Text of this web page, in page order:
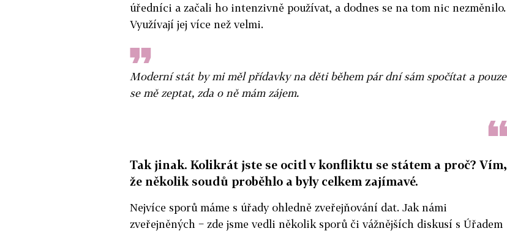
úředníci a začali ho intenzivně používat, a dodnes se na tom nic nezměnilo.
Využívají jej více než velmi.
Moderní stát by mi měl přídavky na děti během pár dní sám spočítat a pouze
se mě zeptat, zda o ně mám zájem.
Tak jinak. Kolikrát jste se ocitl v konfliktu se státem a proč? Vím,
že několik soudů proběhlo a byly celkem zajímavé.
Nejvíce sporů máme s úřady ohledně zveřejňování dat. Jak námi
zveřejněných − zde jsme vedli několik sporů či vážnějších diskusí s Úřadem